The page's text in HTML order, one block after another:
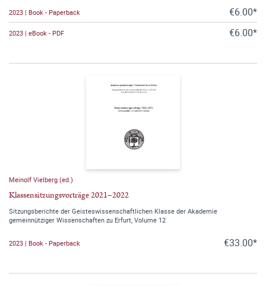
2023 | Book - Paperback €6.00*
2023 | eBook - PDF €6.00*
Meinolf Vielberg (ed.)
Klassensitzungsvorträge 2021–2022
Sitzungsberichte der Geisteswissenschaftlichen Klasse der Akademie
gemeinnütziger Wissenschaften zu Erfurt, Volume 12
2023 | Book - Paperback €33.00*